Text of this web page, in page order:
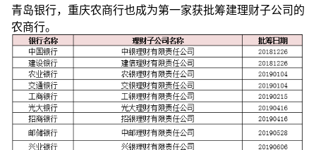
青岛银行，重庆农商行也成为第一家获批筹建理财子公司的
农商行。